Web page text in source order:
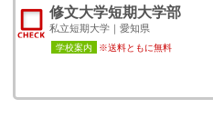
修文大学短期大学部
私立短期大学｜愛知県
学校案内 ※送料ともに無料